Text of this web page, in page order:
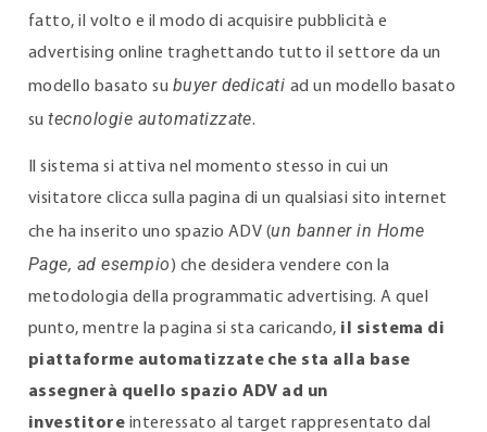
fatto, il volto e il modo di acquisire pubblicità e
advertising online traghettando tutto il settore da un
modello basato su buyer dedicati ad un modello basato
sutecnologie automatizzate.
Il sistema si attiva nel momento stesso in cui un
visitatore clicca sulla pagina di un qualsiasi sito internet
che ha inserito uno spazio ADV (un banner in Home
Page, ad esempio) che desidera vendere con la
metodologia della programmatic advertising. A quel
punto, mentre la pagina si sta caricando, il sistema di
piattaforme automatizzate che sta alla base
assegnerà quello spazio ADV ad un
investitore interessato al target rappresentato dal